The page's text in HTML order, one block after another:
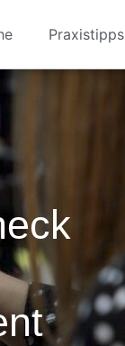
Praxistipps